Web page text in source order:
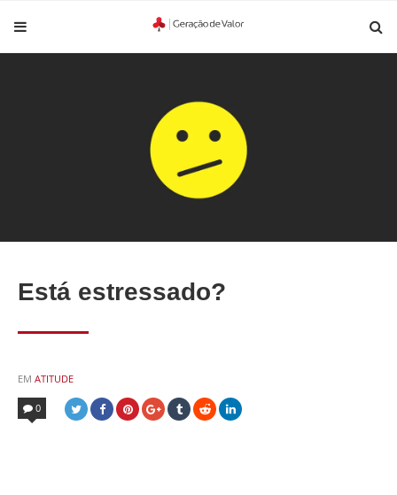
Está estressado?
EM POSTED
IN
ATITUDE
0